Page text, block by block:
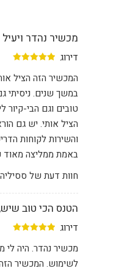
מכשיר נהדר ויעיל
דירוג
המכשיר הזה הציל
במשך שנים. ניסיתי
טובים וגם הבי-קיור
הציל אותי. יש גם
והשירות לקוחות
באמת ממליצה מאוד
חוות דעת של
הטנס הכי טוב
דירוג
מכשיר נהדר. היה
לשימוש. המכשיר